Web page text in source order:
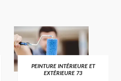
PEINTURE INTÉRIEURE ET
EXTÉRIEURE 73